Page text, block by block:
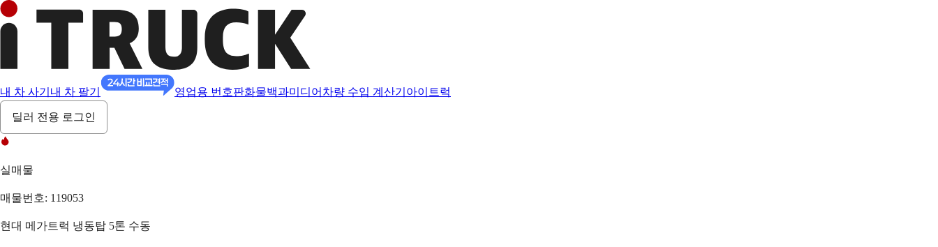
내 차 사기 내 차 팔기 영업용 번호판화물백과미디어 차량 수입 계산기 아이트럭
딜러 전용 로그인
실매물
매물번호: 119053
현대 메가트럭 냉동탑 5톤 수동